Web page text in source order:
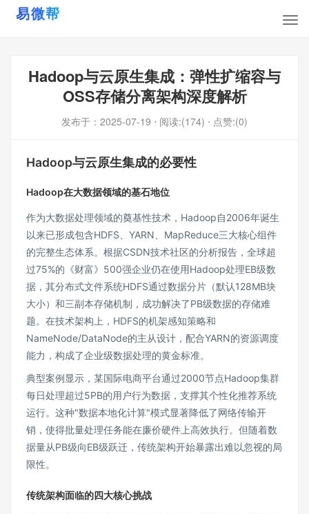
Hadoop与云原生集成：弹性扩缩容与
OSS存储分离架构深度解析
发布于： 2025-07-19 ⋅ 阅读:(174) ⋅ 点赞:(0)
Hadoop与云原生集成的必要性
Hadoop在大数据领域的基石地位
作为大数据处理领域的奠基性技术，Hadoop自2006年诞生
以来已形成包含HDFS、YARN、MapReduce三大核心组件
的完整生态体系。根据CSDN技术社区的分析报告，全球超
过75%的《财富》500强企业仍在使用Hadoop处理EB级数
据，其分布式文件系统HDFS通过数据分片（默认128MB块
大小）和三副本存储机制，成功解决了PB级数据的存储难
题。在技术架构上，HDFS的机架感知策略和
NameNode/DataNode的主从设计，配合YARN的资源调度
能力，构成了企业级数据处理的黄金标准。
典型案例显示，某国际电商平台通过2000节点Hadoop集群
每日处理超过5PB的用户行为数据，支撑其个性化推荐系统
运行。这种"数据本地化计算"模式显著降低了网络传输开
销，使得批量处理任务能在廉价硬件上高效执行。但随着数
据量从PB级向EB级跃迁，传统架构开始暴露出难以忽视的局
限性。
传统架构面临的四大核心挑战